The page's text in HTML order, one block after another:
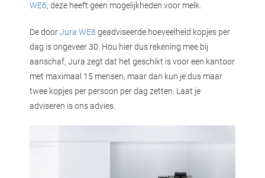
WE6, deze heeft geen mogelijkheden voor melk.
De doorJura WE8 geadviseerde hoeveelheid kopjes per
dag is ongeveer 30. Hou hier dus rekening mee bij
aanschaf, Jura zegt dat het geschikt is voor een kantoor
met maximaal 15 mensen, maar dan kun je dus maar
twee kopjes per persoon per dag zetten. Laat je
adviseren is ons advies.